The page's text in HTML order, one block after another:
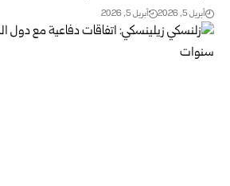
أبريل 5, 2026 أبريل 5, 2026